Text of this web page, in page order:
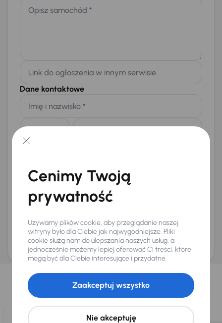
Opisz samochód *
Link do ogłoszenia w innym serwisie
Dane kontaktowe
Imię i nazwisko *
Chcę otrzymywać informacje o ofertach rabatowych
Na e-mail(opcjonalnie)
Na numer telefonu (opcjonalnie)
Zwracamy uwagę, że umówienie spotkania nie jest równoznaczne z rezerwacją
ani zagwarantowaną dostępnością pojazdu. AURES Holdings a.s., z siedzibą
Dopraváků 874/15, Čimice, 184 00 Praga 8, będzie przechowywać i przetwarzać
Twoje dane osobowe zgodnie z zasadami ochrony i przetwarzaniadanych
osobowych.
Wybraliśmy dla Ciebie
Wybieramy dla Ciebienajlepsze pojazdyz naszej oferty. Kupimy
dla Ciebiedo 400 pojazdówkażdego dnia.
Cenimy Twoją
prywatność
Używamy plików cookie, aby przeglądanie naszej
witryny było dla Ciebie jak najwygodniejsze. Pliki
cookie służą nam do ulepszania naszych usług, a
jednocześnie możemy lepiej oferować Ci treści, które
mogą być dla Ciebie interesujące i przydatne.
Nie akceptuję
Zaakceptuj wszystko